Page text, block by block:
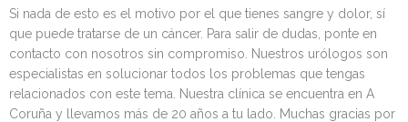
Si nada de esto es el motivo por el que tienes sangre y dolor, sí
que puede tratarse de un cáncer. Para salir de dudas, ponte en
contacto con nosotros sin compromiso. Nuestros urólogos son
especialistas en solucionar todos los problemas que tengas
relacionados con este tema. Nuestra clínica se encuentra en A
Coruña y llevamos más de 20 años a tu lado. Muchas gracias por